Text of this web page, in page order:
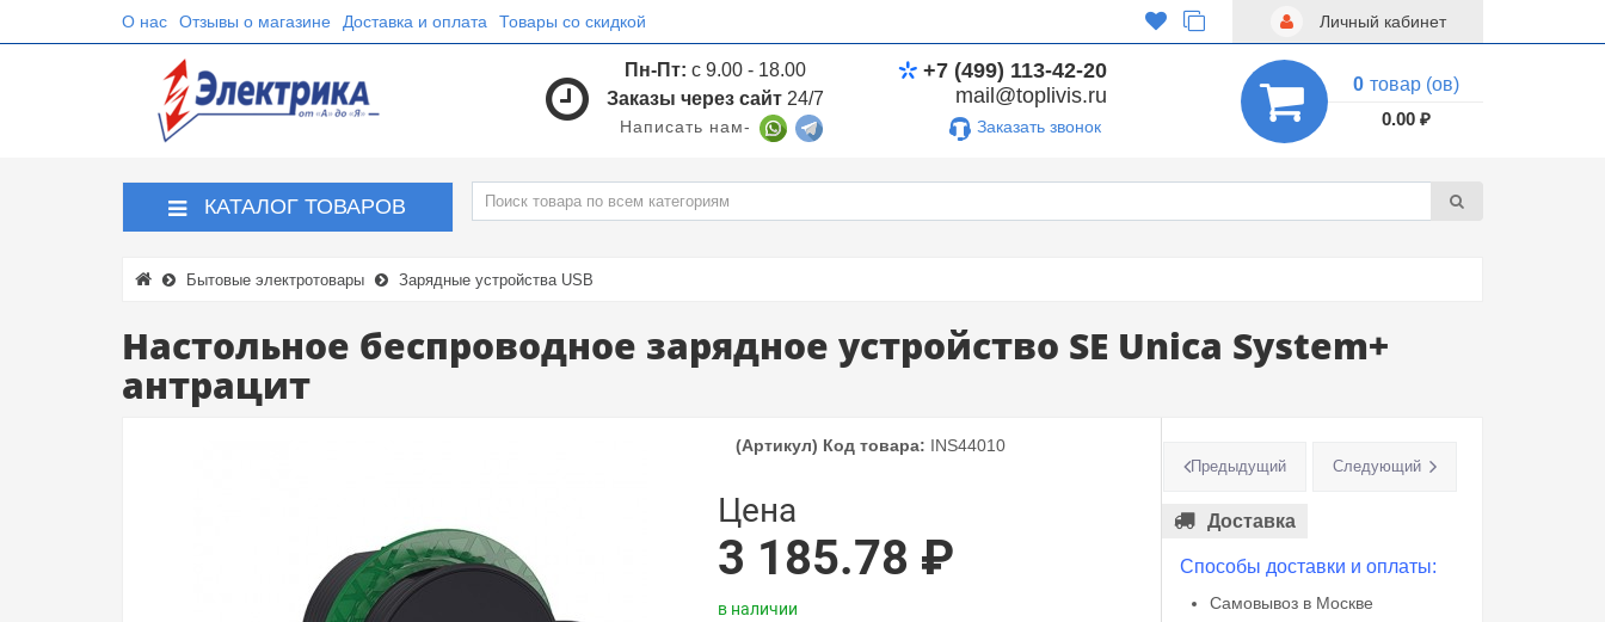
О нас Отзывы о магазине Доставка и оплата Товары со скидкой Личный кабинет
Пн-Пт: с 9.00 - 18.00
Заказы через сайт 24/7
Написать нам-
+7 (499) 113-42-20
mail@toplivis.ru
Заказать звонок
0 товар (ов)
0.00 ₽
КАТАЛОГ ТОВАРОВ
Бытовые электротовары Зарядные устройства USB
Настольное беспроводное зарядное устройство SE Unica System+
антрацит
(Артикул) Код товара: INS44010
Цена
3 185.78 ₽
в наличии
Предыдущий Следующий
Доставка
Способы доставки и оплаты:
Самовывоз в Москве